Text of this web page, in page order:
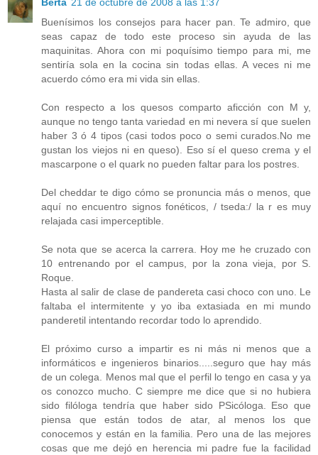
Berta 21 de octubre de 2008 a las 1:37
Buenísimos los consejos para hacer pan. Te admiro, que
seas capaz de todo este proceso sin ayuda de las
maquinitas. Ahora con mi poquísimo tiempo para mi, me
sentiría sola en la cocina sin todas ellas. A veces ni me
acuerdo cómo era mi vida sin ellas.
Con respecto a los quesos comparto aficción con M y,
aunque no tengo tanta variedad en mi nevera sí que suelen
haber 3 ó 4 tipos (casi todos poco o semi curados.No me
gustan los viejos ni en queso). Eso sí el queso crema y el
mascarpone o el quark no pueden faltar para los postres.
Del cheddar te digo cómo se pronuncia más o menos, que
aquí no encuentro signos fonéticos, / tseda:/ la r es muy
relajada casi imperceptible.
Se nota que se acerca la carrera. Hoy me he cruzado con
10 entrenando por el campus, por la zona vieja, por S.
Roque.
Hasta al salir de clase de pandereta casi choco con uno. Le
faltaba el intermitente y yo iba extasiada en mi mundo
panderetil intentando recordar todo lo aprendido.
El próximo curso a impartir es ni más ni menos que a
informáticos e ingenieros binarios.....seguro que hay más
de un colega. Menos mal que el perfil lo tengo en casa y ya
os conozco mucho. C siempre me dice que si no hubiera
sido filóloga tendría que haber sido PSicóloga. Eso que
piensa que están todos de atar, al menos los que
conocemos y están en la familia. Pero una de las mejores
cosas que me dejó en herencia mi padre fue la facilidad